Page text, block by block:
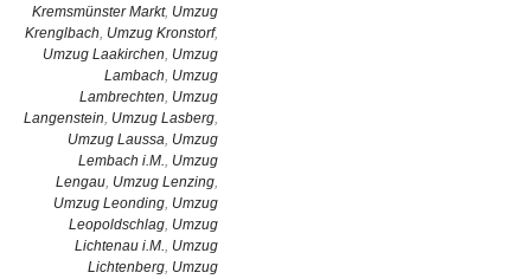
Kremsmünster Markt, Umzug
Krenglbach, Umzug Kronstorf,
Umzug Laakirchen, Umzug
Lambach, Umzug
Lambrechten, Umzug
Langenstein, Umzug Lasberg,
Umzug Laussa, Umzug
Lembach i.M., Umzug
Lengau, Umzug Lenzing,
Umzug Leonding, Umzug
Leopoldschlag, Umzug
Lichtenau i.M., Umzug
Lichtenberg, Umzug